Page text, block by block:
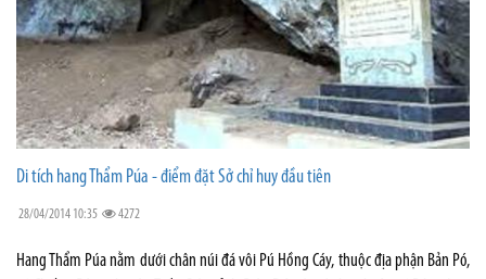
Di tích hang Thẩm Púa - điểm đặt Sở chỉ huy đầu tiên
28/04/2014 10:35 4272
Hang Thẩm Púa nằm dưới chân núi đá vôi Pú Hồng Cáy, thuộc địa phận Bản Pó,